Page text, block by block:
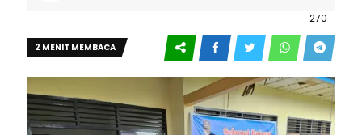
270
2 MENIT MEMBACA